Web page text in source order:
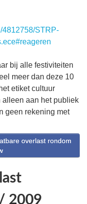
4812758/STRP-
bij alle festiviteiten
meer dan deze 10
etiket cultuur
alleen aan het publiek
geen rekening met
overlast rondom
2009